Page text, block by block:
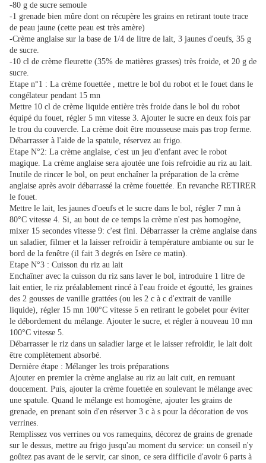
-80 g de sucre semoule
-1 grenade bien mûre dont on récupère les grains en retirant toute trace
de peau jaune (cette peau est très amère)
-Crème anglaise sur la base de 1/4 de litre de lait, 3 jaunes d'oeufs, 35 g
de sucre.
-10 cl de crème fleurette (35% de matières grasses) très froide, et 20 g de
sucre.
Etape n°1 : La crème fouettée , mettre le bol du robot et le fouet dans le
congélateur pendant 15 mn
Mettre 10 cl de crème liquide entière très froide dans le bol du robot
équipé du fouet, régler 5 mn vitesse 3. Ajouter le sucre en deux fois par
le trou du couvercle. La crème doit être mousseuse mais pas trop ferme.
Débarrasser à l'aide de la spatule, réservez au frigo.
Etape N°2: La crème anglaise, c'est un jeu d'enfant avec le robot
magique. La crème anglaise sera ajoutée une fois refroidie au riz au lait.
Inutile de rincer le bol, on peut enchaîner la préparation de la crème
anglaise après avoir débarrassé la crème fouettée. En revanche RETIRER
le fouet.
Mettre le lait, les jaunes d'oeufs et le sucre dans le bol, régler 7 mn à
80°C vitesse 4. Si, au bout de ce temps la crème n'est pas homogène,
mixer 15 secondes vitesse 9: c'est fini. Débarrasser la crème anglaise dans
un saladier, filmer et la laisser refroidir à température ambiante ou sur le
bord de la fenêtre (il fait 3 degrés en Isère ce matin).
Etape N°3 : Cuisson du riz au lait
Enchaîner avec la cuisson du riz sans laver le bol, introduire 1 litre de
lait entier, le riz préalablement rincé à l'eau froide et égoutté, les graines
des 2 gousses de vanille grattées (ou les 2 c à c d'extrait de vanille
liquide), régler 15 mn 100°C vitesse 5 en retirant le gobelet pour éviter
le débordement du mélange. Ajouter le sucre, et régler à nouveau 10 mn
100°C vitesse 5.
Débarrasser le riz dans un saladier large et le laisser refroidir, le lait doit
être complètement absorbé.
Dernière étape : Mélanger les trois préparations
Ajouter en premier la crème anglaise au riz au lait cuit, en remuant
doucement. Puis, ajouter la crème fouettée en soulevant le mélange avec
une spatule. Quand le mélange est homogène, ajouter les grains de
grenade, en prenant soin d'en réserver 3 c à s pour la décoration de vos
verrines.
Remplissez vos verrines ou vos ramequins, décorez de grains de grenade
sur le dessus, mettre au frigo jusqu'au moment du service: un conseil n'y
goûtez pas avant de le servir, car sinon, ce sera difficile d'avoir 6 parts à